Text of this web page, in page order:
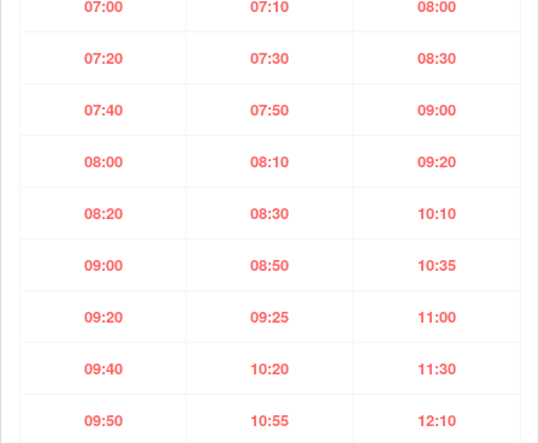
07:00 07:10 08:00
07:20 07:30 08:30
07:40 07:50 09:00
08:00 08:10 09:20
08:20 08:30 10:10
09:00 08:50 10:35
09:20 09:25 11:00
09:40 10:20 11:30
09:50 10:55 12:10